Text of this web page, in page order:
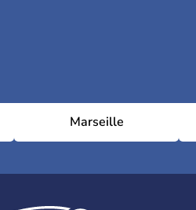
Marseille